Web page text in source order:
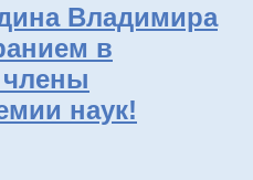
Владимира
в
наук!